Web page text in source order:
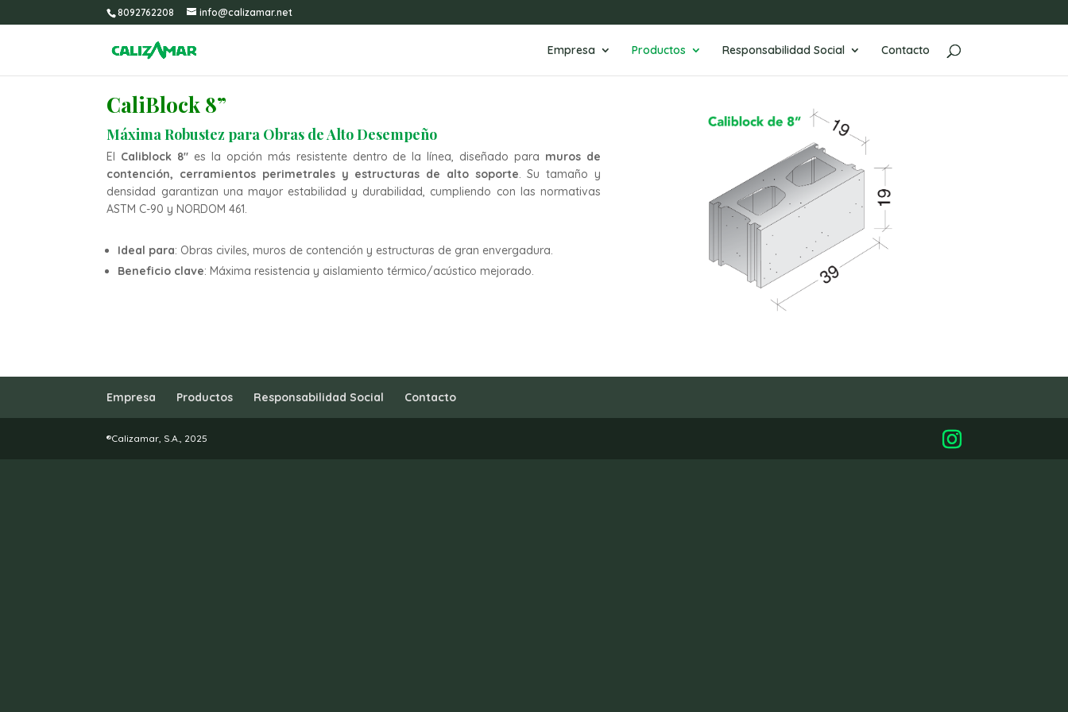
8092762208 info@calizamar.net
Empresa Productos Responsabilidad Social Contacto
CaliBlock 8”
Máxima Robustez para Obras de Alto Desempeño
El Caliblock 8″ es la opción más resistente dentro de la línea, diseñado para muros de
contención, cerramientos perimetrales y estructuras de alto soporte. Su tamaño y
densidad garantizan una mayor estabilidad y durabilidad, cumpliendo con las normativas
ASTM C-90 y NORDOM 461.
Ideal para: Obras civiles, muros de contención y estructuras de gran envergadura.
Beneficio clave: Máxima resistencia y aislamiento térmico/acústico mejorado.
Empresa Productos Responsabilidad Social Contacto
®Calizamar, S.A., 2025